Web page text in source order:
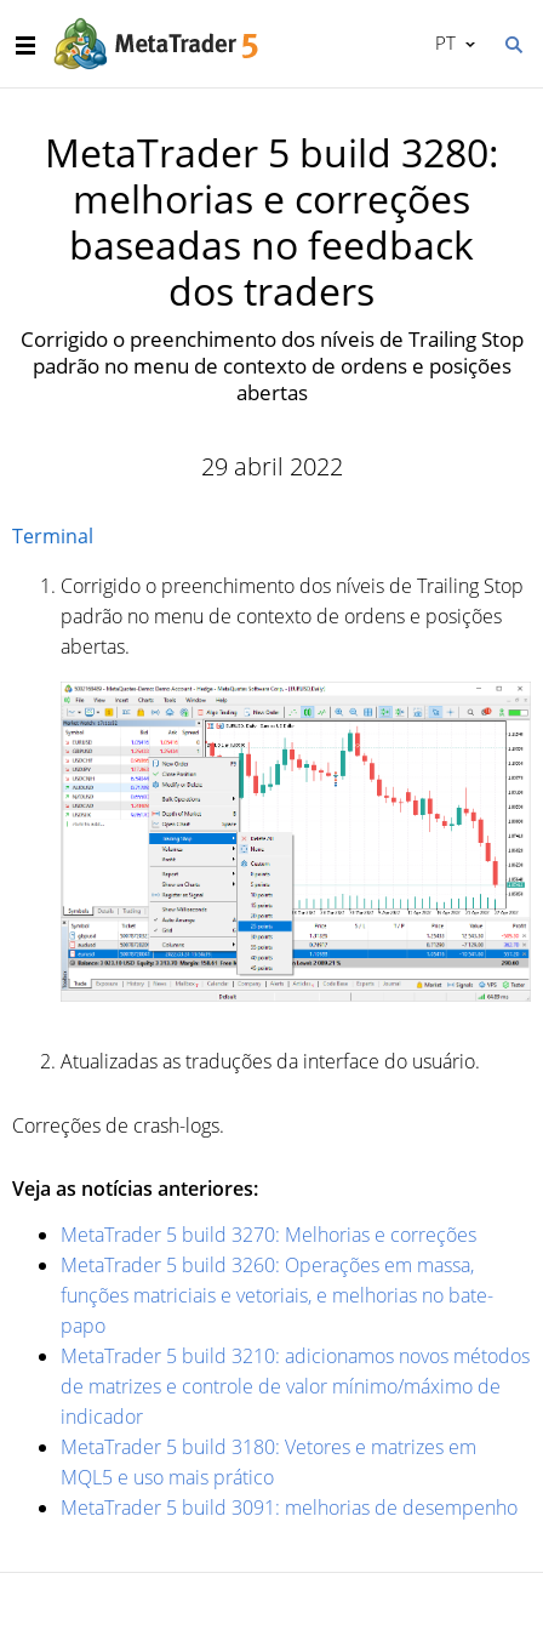
PT
MetaTrader 5 build 3280:
melhorias e correções
baseadas no feedback
dos traders
Corrigido o preenchimento dos níveis de Trailing Stop
padrão no menu de contexto de ordens e posições
abertas
29 abril 2022
Terminal
Corrigido o preenchimento dos níveis de Trailing Stop
padrão no menu de contexto de ordens e posições
abertas.
Atualizadas as traduções da interface do usuário.
Correções de crash-logs.
Veja as notícias anteriores:
MetaTrader 5 build 3270: Melhorias e correções
MetaTrader 5 build 3260: Operações em massa,
funções matriciais e vetoriais, e melhorias no bate-
papo
MetaTrader 5 build 3210: adicionamos novos métodos
de matrizes e controle de valor mínimo/máximo de
indicador
MetaTrader 5 build 3180: Vetores e matrizes em
MQL5 e uso mais prático
MetaTrader 5 build 3091: melhorias de desempenho